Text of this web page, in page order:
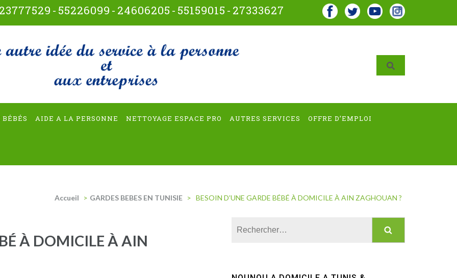
23777529 - 55226099 - 24606205 - 55159015 - 27333627
multiservices
BÉBÉS AIDE A LA PERSONNE NETTOYAGE ESPACE PRO AUTRES SERVICES OFFRE D’EMPLOI
Accueil > GARDES BEBES EN TUNISIE > BESOIN D’UNE GARDE BÉBÉ À DOMICILE À AIN ZAGHOUAN ?
À DOMICILE À AIN
Rechercher :